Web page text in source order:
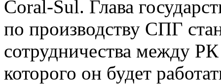
Coral-Sul. Глава
по производству СПГ
сотрудничества между
которого он будет